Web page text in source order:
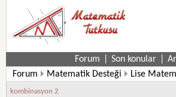
Forum Son konular
Forum
Matematik Desteği Lise
kombinasyon 2